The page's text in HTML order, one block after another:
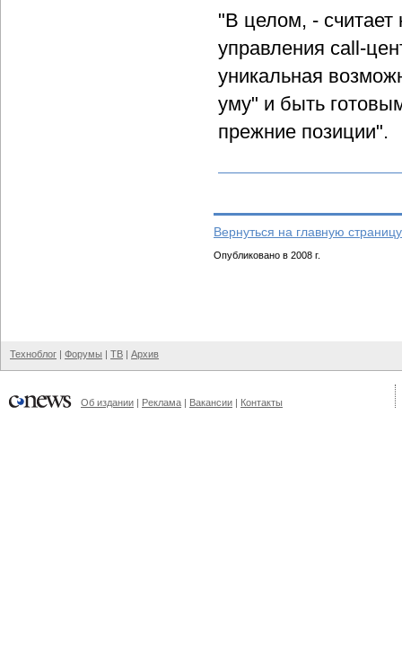
"В целом, - считает
управления call-
уникальная
уму" и быть
прежние позиции".
Вернуться на главную
Опубликовано в 2008 г.
Техноблог | Форумы | ТВ | Архив
Об издании | Реклама | Вакансии | Контакты